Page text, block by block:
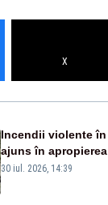
X
Incendii violente
ajuns în
sute de persoane,
30 iul. 2026, 14:39